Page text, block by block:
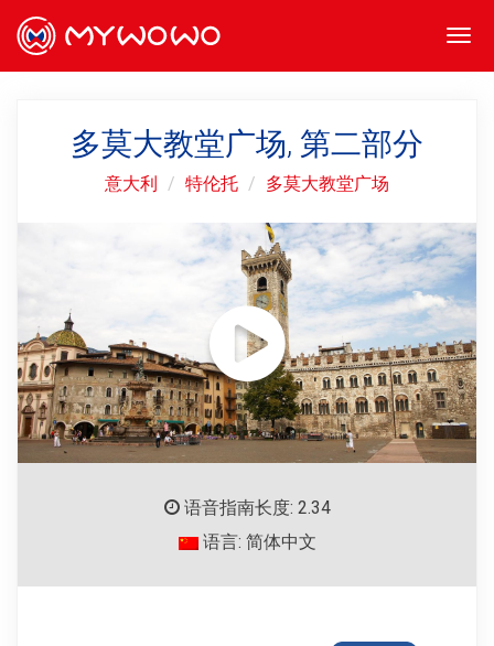
多莫大教堂广场, 第二部分
意大利 特伦托 多莫大教堂广场
语音指南长度: 2.34
语言: 简体中文